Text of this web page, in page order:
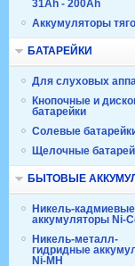
31Ah - 200Ah
Аккумуляторы
БАТАРЕЙКИ
Для слуховых
Кнопочные и
батарейки
Солевые
Щелочные
БЫТОВЫЕ
Никель-кадмиевые
аккумуляторы Ni-
Никель-металл-
гидридные
Ni-MH